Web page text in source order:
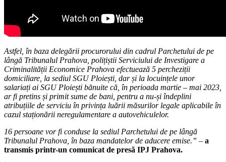
Astfel, în baza delegării procurorului din cadrul Parchetului de pe
lângă Tribunalul Prahova, polițiștii Serviciului de Investigare a
Criminalității Economice Prahova efectuează 5 percheziții
domiciliare, la sediul SGU Ploiești, dar și la locuințele unor
salariați ai SGU Ploiești bănuite că, în perioada martie – mai 2023,
ar fi pretins și primit sume de bani, pentru a nu-și îndeplini
atribuțiile de serviciu în privința luării măsurilor legale aplicabile în
cazul staționării neregulamentare a autovehiculelor.
16 persoane vor fi conduse la sediul Parchetului de pe lângă
Tribunalul Prahova, în baza mandatelor de aducere emise.” – a
transmis printr-un comunicat de presă IPJ Prahova.